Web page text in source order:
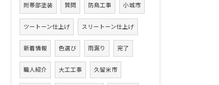
附帯部塗装 質問 防鳥工事 小城市
ツートーン仕上げ スリートーン仕上げ
新着情報 色選び 雨漏り 完了
職人紹介 大工工事 久留米市